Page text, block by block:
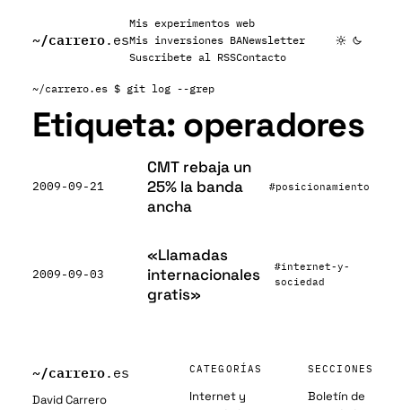
~/carrero.es
Mis experimentos web
Mis inversiones BANewsletter
Suscribete al RSSContacto
~/carrero.es $ git log --grep
Etiqueta: operadores
2009-09-21
CMT rebaja un
25% la banda
ancha
#posicionamiento
2009-09-03
«Llamadas
internacionales
gratis»
#internet-y-
sociedad
~/carrero.es
David Carrero
CATEGORÍAS
Internet y
SECCIONES
Boletín de